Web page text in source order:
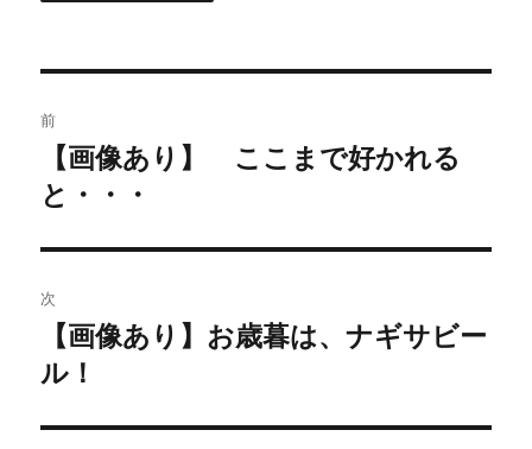
稿
ナ
ビ
ゲ
ー
シ
前
去
投
稿:
【画像あり】 ここまで好かれる
と・・・
次
の
稿:
【画像あり】お歳暮は、ナギサビー
ル！